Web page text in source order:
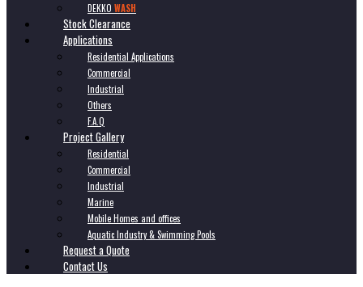
DEKKO WASH
Stock Clearance
Applications
Residential Applications
Commercial
Industrial
Others
F.A.Q
Project Gallery
Residential
Commercial
Industrial
Marine
Mobile Homes and offices
Aquatic Industry & Swimming Pools
Request a Quote
Contact Us